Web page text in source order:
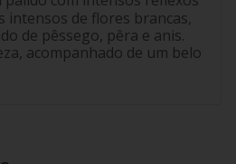
intensos de flores brancas,
de pêssego, pêra e anis.
acompanhado de um belo